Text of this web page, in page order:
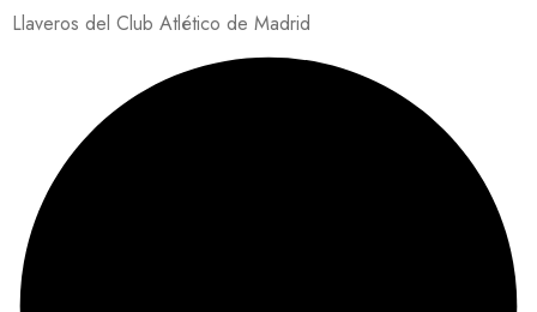
Llaveros del Club Atlético de Madrid